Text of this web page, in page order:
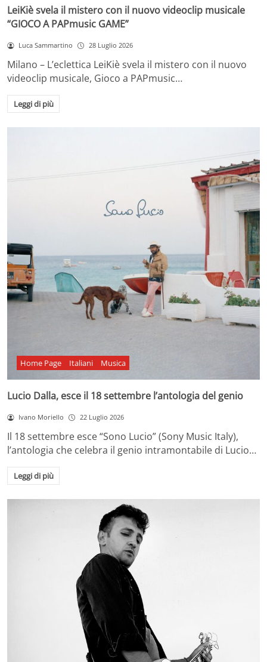
LeiKiè svela il mistero con il nuovo videoclip musicale
“GIOCO A PAPmusic GAME”
Luca Sammartino 28 Luglio 2026
Milano – L’eclettica LeiKiè svela il mistero con il nuovo
videoclip musicale, Gioco a PAPmusic…
Leggi di più
Home Page Italiani Musica
Lucio Dalla, esce il 18 settembre l’antologia del genio
Ivano Moriello 22 Luglio 2026
Il 18 settembre esce “Sono Lucio” (Sony Music Italy),
l’antologia che celebra il genio intramontabile di Lucio…
Leggi di più